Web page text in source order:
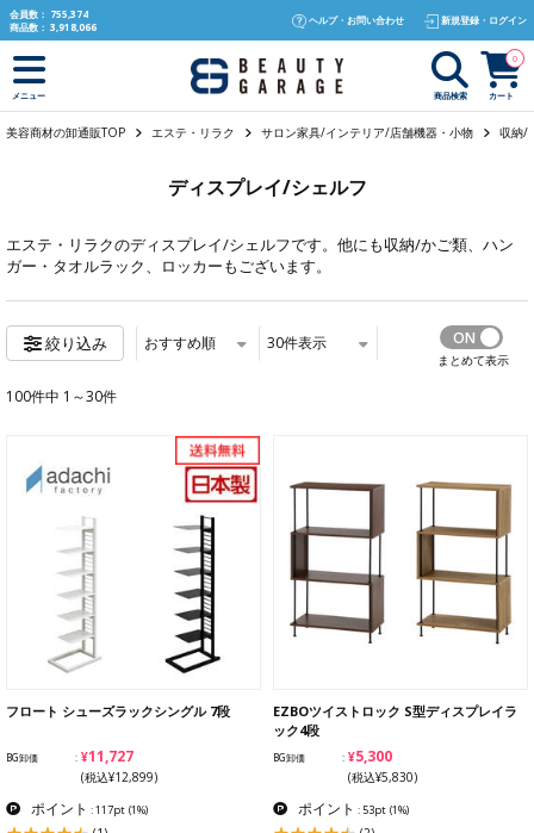
text.skipToContent
text.skipToNavigation
会員数： 755,374
商品数： 3,918,066
ヘルプ・お問い合わせ 新規登録・ログイン
メニュー 商品検索 カート
0
美容商材の卸通販TOP エステ・リラク サロン家具/インテリア/店舗機器・小物 収納/
ディスプレイ/シェルフ
エステ・リラクのディスプレイ/シェルフです。他にも収納/かご類、 ハン
ガー・タオルラック、 ロッカーもございます。
絞り込み おすすめ順 30件表示
まとめて表示
100件中 1～30件
フロート シューズラックシングル 7段
BG卸価 ¥11,727
(税込¥12,899)
ポイント : 117pt (1%)
EZBOツイストロック S型ディスプレイラ
ック4段
BG卸価 ¥5,300
(税込¥5,830)
ポイント : 53pt (1%)